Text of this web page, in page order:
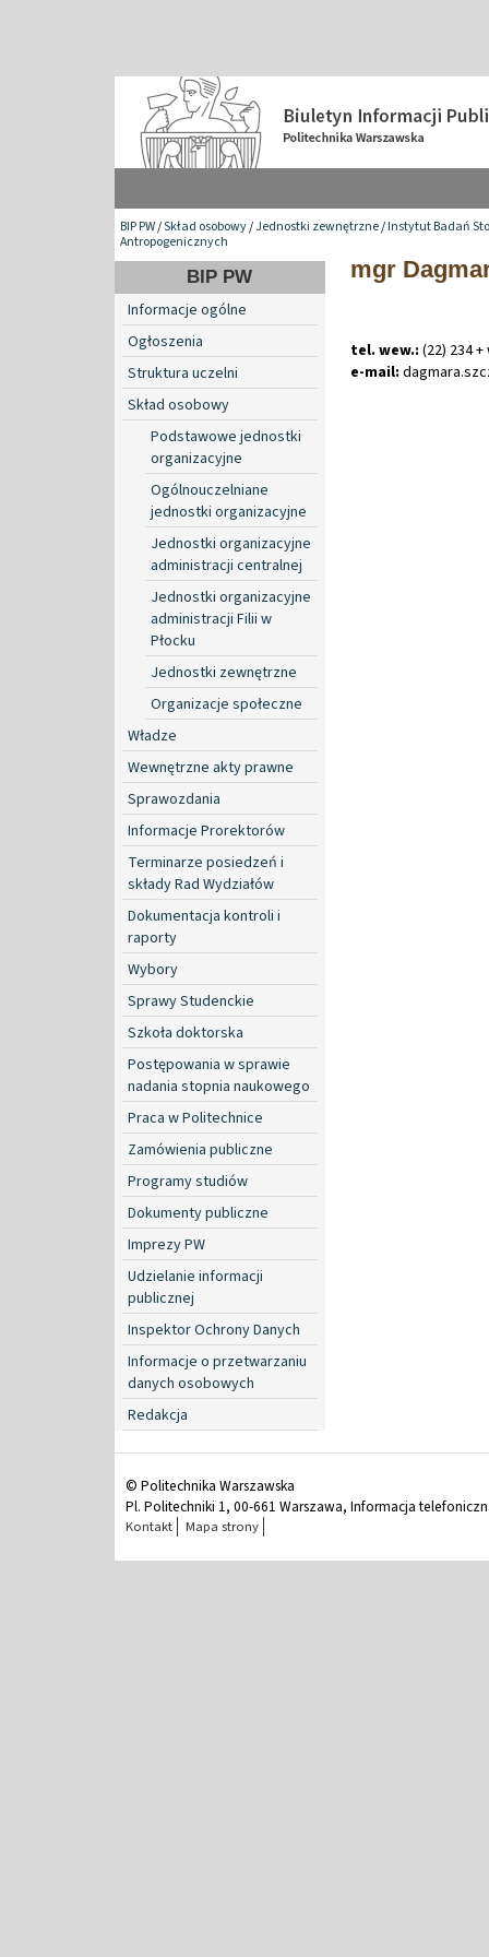
BIP PW/Skład osobowy/Jednostki zewnętrzne/Instytut Badań
Antropogenicznych
BIP PW
Informacje ogólne
Ogłoszenia
Struktura uczelni
Skład osobowy
Podstawowe jednostki
organizacyjne
Ogólnouczelniane
jednostki organizacyjne
Jednostki organizacyjne
administracji centralnej
Jednostki organizacyjne
administracji Filii w
Płocku
Jednostki zewnętrzne
Organizacje społeczne
Władze
Wewnętrzne akty prawne
Sprawozdania
Informacje Prorektorów
Terminarze posiedzeń i
składy Rad Wydziałów
Dokumentacja kontroli i
raporty
Wybory
Sprawy Studenckie
Szkoła doktorska
Postępowania w sprawie
nadania stopnia naukowego
Praca w Politechnice
Zamówienia publiczne
Programy studiów
Dokumenty publiczne
Imprezy PW
Udzielanie informacji
publicznej
Inspektor Ochrony Danych
Informacje o przetwarzaniu
danych osobowych
Redakcja
mgr
tel. wew.: (22) 234
e-mail: dagmara.
© Politechnika Warszawska
Pl. Politechniki 1, 00-661 Warszawa, Informacja
Kontakt Mapa strony